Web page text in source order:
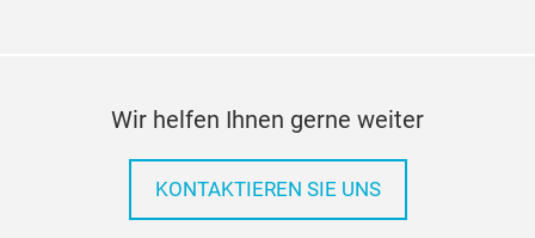
Wir helfen Ihnen gerne weiter
KONTAKTIEREN SIE UNS